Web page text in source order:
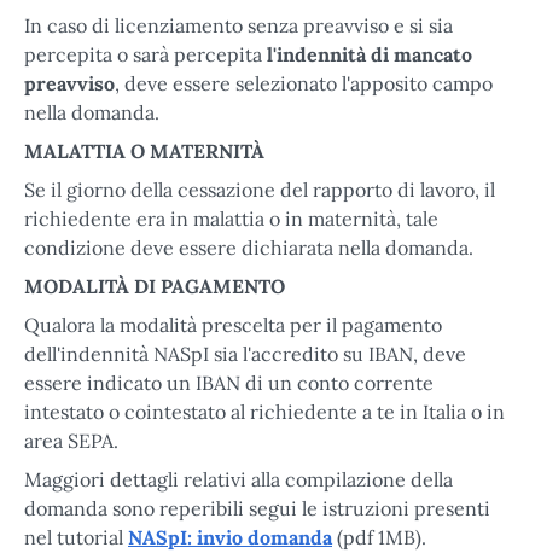
In caso di licenziamento senza preavviso e si sia
percepita o sarà percepita l'indennità di mancato
preavviso, deve essere selezionato l'apposito campo
nella domanda.
MALATTIA O MATERNITÀ
Se il giorno della cessazione del rapporto di lavoro, il
richiedente era in malattia o in maternità, tale
condizione deve essere dichiarata nella domanda.
MODALITÀ DI PAGAMENTO
Qualora la modalità prescelta per il pagamento
dell'indennità NASpI sia l'accredito su IBAN, deve
essere indicato un IBAN di un conto corrente
intestato o cointestato al richiedente a te in Italia o in
area SEPA.
Maggiori dettagli relativi alla compilazione della
domanda sono reperibili segui le istruzioni presenti
nel tutorial NASpI: invio domanda (pdf 1MB).